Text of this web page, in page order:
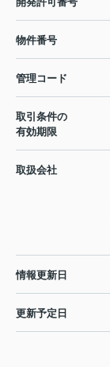
物件番号
管理コード
取引条件の
有効期限
取扱会社
情報更新日
更新予定日